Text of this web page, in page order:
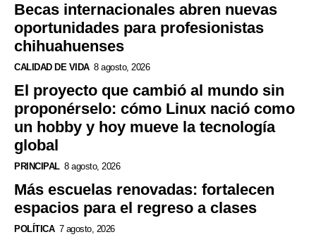
Becas internacionales abren nuevas
oportunidades para profesionistas
chihuahuenses
CALIDAD DE VIDA 8 agosto, 2026
El proyecto que cambió al mundo sin
proponérselo: cómo Linux nació como
un hobby y hoy mueve la tecnología
global
PRINCIPAL 8 agosto, 2026
Más escuelas renovadas: fortalecen
espacios para el regreso a clases
POLÍTICA 7 agosto, 2026